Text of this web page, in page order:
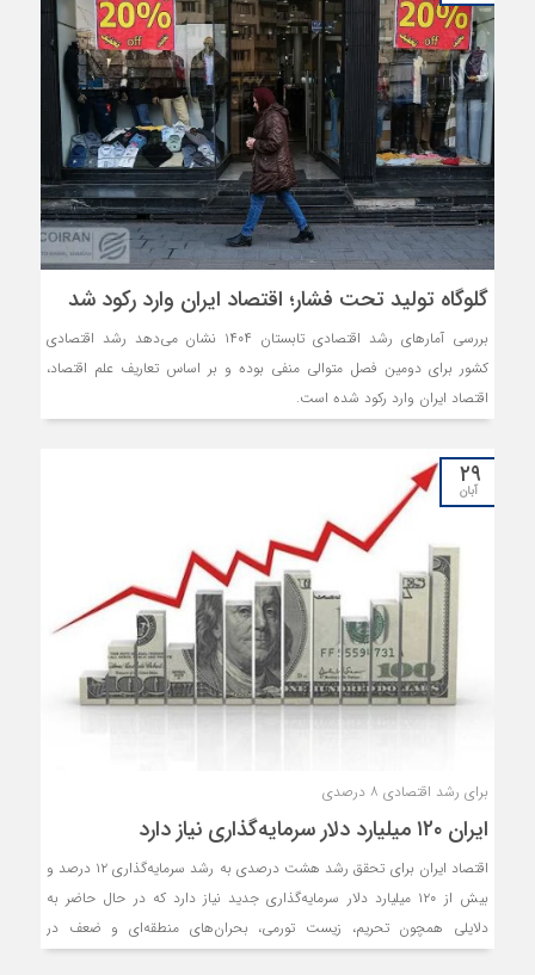
گلوگاه تولید تحت فشار؛ اقتصاد ایران وارد رکود شد
بررسی آمارهای رشد اقتصادی تابستان ۱۴۰۴ نشان می‌دهد رشد اقتصادی
کشور برای دومین فصل متوالی منفی بوده و بر اساس تعاریف علم اقتصاد،
اقتصاد ایران وارد رکود شده است.
۲۹
آبان
برای رشد اقتصادی ۸ درصدی
ایران ۱۲۰ میلیارد دلار سرمایه‌گذاری نیاز دارد
اقتصاد ایران برای تحقق رشد هشت درصدی به رشد سرمایه‌گذاری ۱۲ درصد و
بیش از ۱۲۰ میلیارد دلار سرمایه‌گذاری جدید نیاز دارد که در حال حاضر به
دلایلی همچون تحریم، زیست تورمی، بحران‌های منطقه‌ای و ضعف در